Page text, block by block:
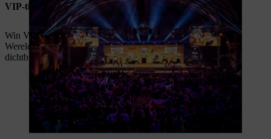
VIP-tickets voor STIHL TIMBERSPORTS® 2026
Win VIP-tickets voor het STIHL TIMBERSPORTS®
Wereldkampioenschap 2026 in Stuttgart en beleef de actie van
dichtbij.